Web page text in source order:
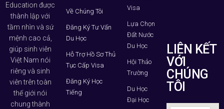
Education được
thành lập với
tầm nhìn và sứ
mệnh cao cả,
giúp sinh viên
Việt Nam nói
riêng và sinh
viên trên toàn
thế giới nói
chung thành
Về Chúng Tôi
Đăng Ký Tư Vấn
Du Học
Hỗ Trợ Hồ Sơ Thủ
Tục Cấp Visa
Đăng Ký Học
Tiếng
Visa
Lựa Chọn
Đất Nước
Du Học
Hội Thảo
Trường
Du Học
Đại Học
LIÊN KẾT
VỚI
CHÚNG
TÔI